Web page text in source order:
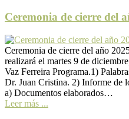
Ceremonia de cierre del
Ceremonia de cierre del año
realizará el martes 9 de
Vaz Ferreira Programa.1)
Dr. Juan Cristina. 2) Informe de
a) Documentos elaborados…
Leer más ...